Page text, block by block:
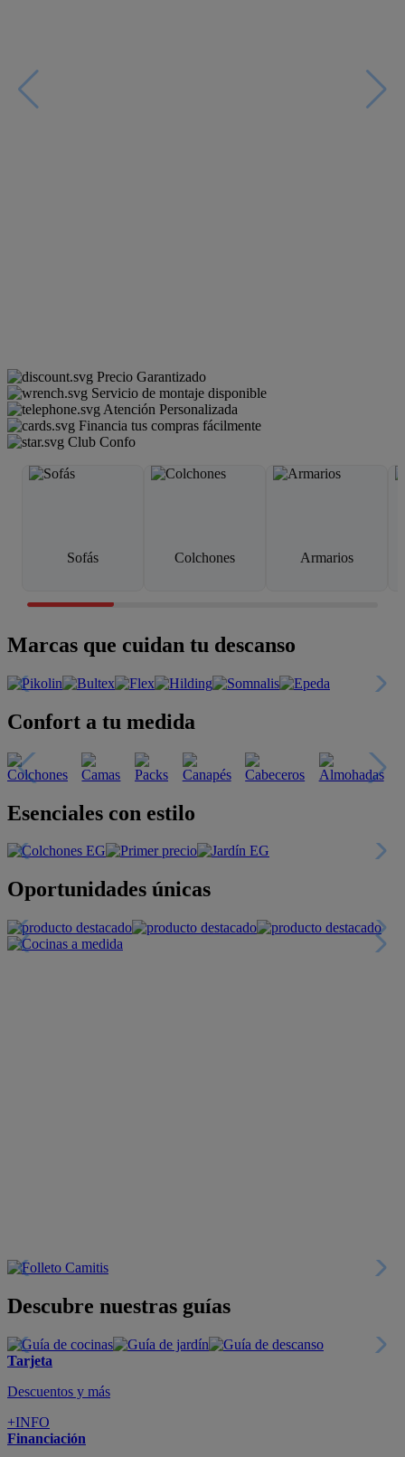
Precio Garantizado
Servicio de montaje disponible
Atención Personalizada
Financia tus compras fácilmente
Club Confo
Sofás Colchones Armarios
Marcas que cuidan tu descanso
Confort a tu medida
Esenciales con estilo
Oportunidades únicas
Descubre nuestras guías
Tarjeta
Descuentos y más
+INFO
Financiación